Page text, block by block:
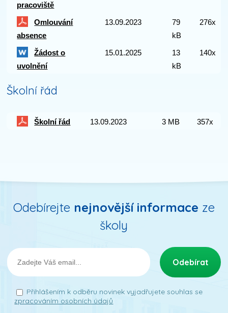
pracoviště
Omlouvání
absence
13.09.2023
79
kB
276x
Žádost o
uvolnění
15.01.2025
13
kB
140x
Školní řád
Školní řád 13.09.2023 3 MB 357x
Odebírejte nejnovější informace ze
školy
Přihlášením k odběru novinek vyjadřujete souhlas se
zpracováním osobních údajů